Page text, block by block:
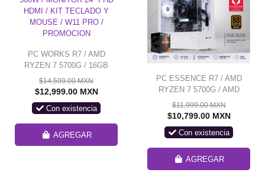
PC WORKS R7 / AMD
RYZEN 7 5700G / 16GB
RAM / 480GB SSD / A520M /
500W / MONITOR 24" FHD
MOUSE / W11 PRO /
$14,599.00 MXN
$12,999.00 MXN
Con existencia
AGREGAR
PC ESSENCE R7 / AMD
RYZEN 7 5700G / AMD
RADEON VEGA GRAPHICS
/ 16GB RAM / 480GB SSD /
BRONZE / W11 PRO /
$11,999.00 MXN
$10,799.00 MXN
Con existencia
AGREGAR